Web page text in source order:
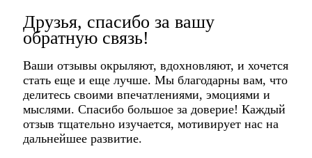
Друзья, спасибо за вашу
обратную связь!
Ваши отзывы окрыляют, вдохновляют, и хочется
стать еще и еще лучше. Мы благодарны вам, что
делитесь своими впечатлениями, эмоциями и
мыслями. Спасибо большое за доверие! Каждый
отзыв тщательно изучается, мотивирует нас на
дальнейшее развитие.